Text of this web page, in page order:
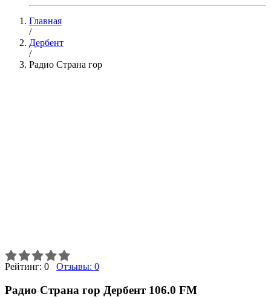
Главная
/
Дербент
/
Радио Страна гор
Рейтинг: 0 Отзывы: 0
Радио Страна гор Дербент 106.0 FM